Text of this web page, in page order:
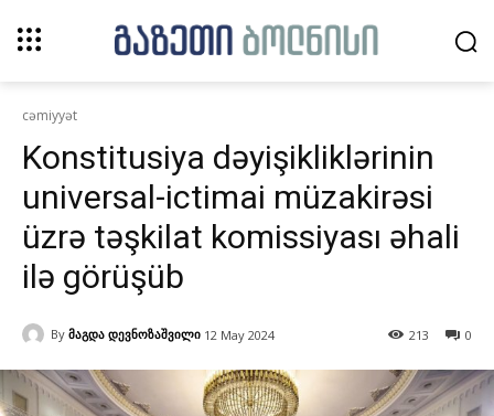
cəmiyyət
Konstitusiya dəyişikliklərinin
universal-ictimai müzakirəsi
üzrə təşkilat komissiyası əhali
ilə görüşüb
By მაგდა დევნოზაშვილი 12 May 2024 0
213